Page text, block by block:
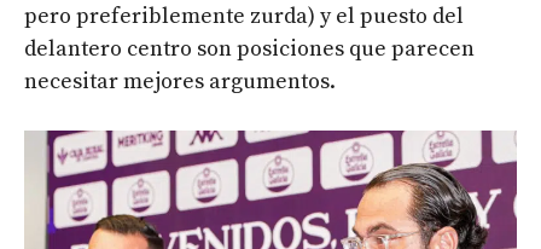
pero preferiblemente zurda) y el puesto del
delantero centro son posiciones que parecen
necesitar mejores argumentos.